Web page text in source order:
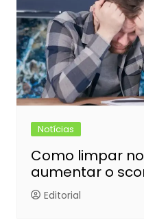
Notícias
Como limpar
aumentar o
Editorial